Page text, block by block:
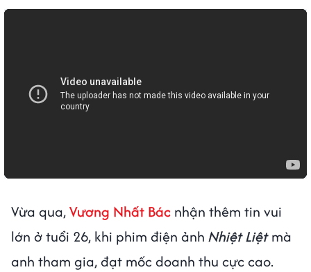
Vừa qua,Vương Nhất Bác nhận thêm tin vui
lớn ở tuổi 26, khi phim điện ảnh Nhiệt Liệtmà
anh tham gia, đạt mốc doanh thu cực cao.